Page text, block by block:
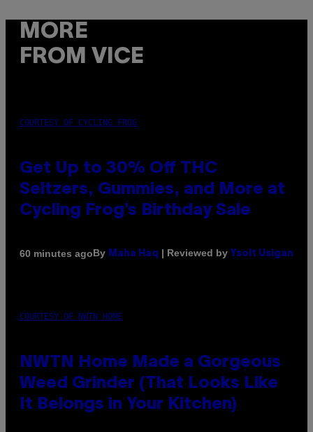
MORE
FROM VICE
COURTESY OF CYCLING FROG
Get Up to 30% Off THC
Seltzers, Gummies, and More at
Cycling Frog’s Birthday Sale
60 minutes agoBy Maha Haq | Reviewed by Ysolt Usigan
COURTESY OF NWTN HOME
NWTN Home Made a Gorgeous
Weed Grinder (That Looks Like
It Belongs in Your Kitchen)